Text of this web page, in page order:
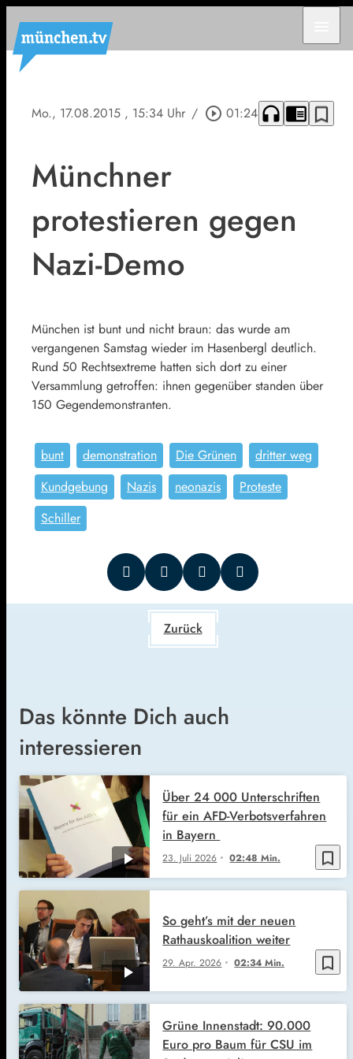
Mo., 17.08.2015 , 15:34 Uhr / play_circle_outline 01:24 headphones chrome_reader_mode bookmark_border
Münchner
protestieren gegen
Nazi-Demo
München ist bunt und nicht braun: das wurde am
vergangenen Samstag wieder im Hasenbergl deutlich.
Rund 50 Rechtsextreme hatten sich dort zu einer
Versammlung getroffen: ihnen gegenüber standen über
150 Gegendemonstranten.
bunt demonstration Die Grünen
dritter weg
Kundgebung
Nazis neonazis
Proteste
Schiller
Zurück
Das könnte Dich auch
interessieren
bookmark_border
23. Juli 2026 02:48 Min.
Über 24 000 Unterschriften
für ein AFD-Verbotsverfahren
in Bayern
bookmark_border
29. Apr. 2026 02:34 Min.
So geht’s mit der neuen
Rathauskoalition weiter
Grüne Innenstadt: 90.000
Euro pro Baum für CSU im